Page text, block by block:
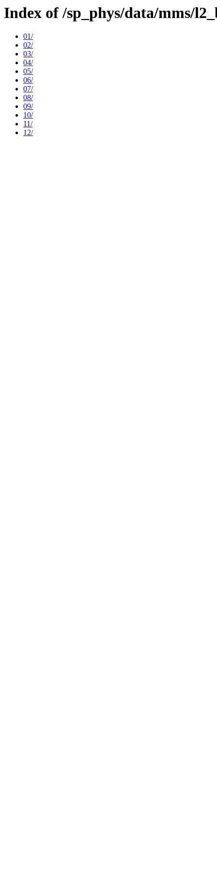
Index of /sp_phys/data/mms/
01/
02/
03/
04/
05/
06/
07/
08/
09/
10/
11/
12/